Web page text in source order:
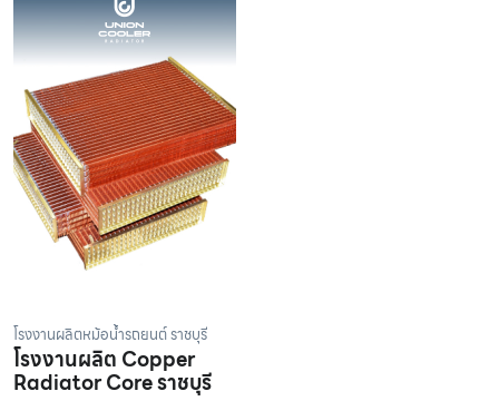
โรงงานผลิตหม้อน้ำรถยนต์ ราชบุรี
โรงงานผลิต Copper
Radiator Core ราชบุรี